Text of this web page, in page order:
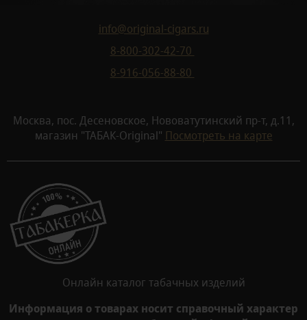
info@original-cigars.ru
8-800-302-42-70
8-916-056-88-80
Москва, пос. Десеновское, Нововатутинский пр-т, д.11,
магазин "ТАБАК-Original" Посмотреть на карте
Онлайн каталог табачных изделий
Информация о товарах носит справочный характер